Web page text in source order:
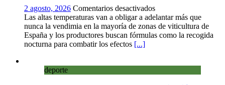
innovadora
ruta
sobre
micología
2 agosto, 2026 Comentarios desactivadosen
El
calor
pone
Las altas temperaturas van a obligar a adelantar más que
nunca la vendimia en la mayoría de zonas de viticultura de
España y los productores buscan fórmulas como la recogida
nocturna para combatir los efectos [...]
deporte